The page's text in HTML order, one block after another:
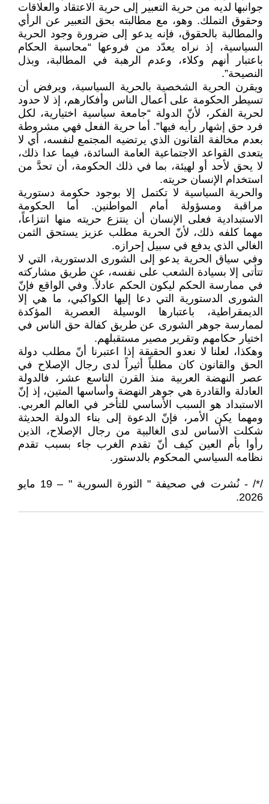
جوانبها لديه من حرية التعبير إلى حرية الاعتقاد والعلاقات
وحقوق التملك. وهو، مع مطالبته بحق التعبير عن الرأي
والمطالبة بالحقوق، فإنه يدعو إلى ضرورة وجود الحرية
السياسية، إذ نراه يعدّد من فروعها “محاسبة الحكام
باعتبار أنهم وكلاء، وعدم الرهبة في المطالبة، وبذل
النصيحة”.
ويقرن الحرية الشخصية بالحرية السياسية، ويرفض أن
تسيطر الحكومة على أعمال الناس وأفكارهم، إذ لا حدود
لحرية الفكر، لأنّ الدولة “جامعة سياسية اختيارية، لكل
فرد حق إشهار رأيه فيها”. أما حرية الفعل فهي مشروطة
بعدم مخالفة القانون الذي يرتضيه المجتمع لنفسه، أي لا
يتعدى القواعد الاجتماعية العامة السائدة، فيما عدا ذلك،
لا يحق لأحد أو لهيئة، بما في ذلك الحكومة، أن تحدَّ من
استخدام الإنسان حريته.
والحرية السياسية لا تكتمل إلا بوجود حكومة دستورية
مراقبة ومسؤولة أمام المواطنين. أما الحكومة
الاستبدادية فعلى الإنسان أن ينتزع حريته منها انتزاعاً،
مهما كلفه ذلك، لأنّ الحرية مطلب عزيز يستحق الثمن
الغالي الذي يدفع في سبيل إحرازه.
وفي سياق الحرية يدعو إلى الشورى الدستورية، التي لا
تتأتى إلا بسيادة الشعب على نفسه، عن طريق مشاركته
في ممارسة الحكم ليكون الحكم عادلاً. وفي الواقع فإنّ
الشورى الدستورية التي دعا إليها الكواكبي، ما هي إلا
الديمقراطية، باعتبارها الوسيلة العصرية المؤكدة
لممارسة جوهر الشورى عن طريق كفالة حق الناس في
اختيار حكامهم وتقرير مصير مستقبلهم.
وهكذا، لعلنا لا نعدو الحقيقة إذا اعتبرنا أنّ مطلب دولة
الحق والقانون كان مطلباً أثيراً لدى رجال الإصلاح في
عصر النهضة العربية منذ القرن التاسع عشر، فالدولة
العادلة والقادرة هي جوهر النهضة وأساسها المتين، إذ إنّ
الاستبداد هو السبب الأساسي للتأخر في العالم العربي.
ومهما يكن الأمر، فإنّ الدعوة إلى بناء الدولة الحديثة
شكلت الأساس لدى الغالبية من رجال الإصلاح، الذين
رأوا بأم العين كيف أنّ تقدم الغرب جاء بسبب تقدم
نظامه السياسي المحكوم بالدستور.
/*/ - نُشرت في صحيفة " الثورة السورية " – 19 مايو
2026.